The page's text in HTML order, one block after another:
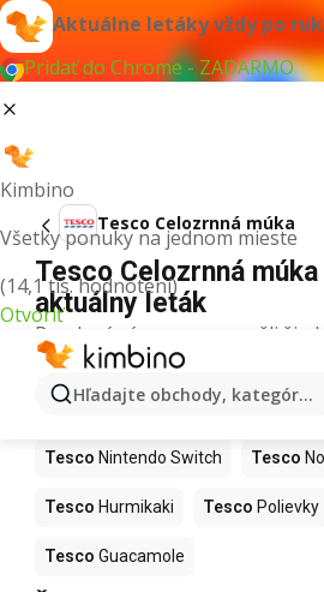
Aktuálne letáky vždy po
Pridať do Chrome - ZADARMO
Kimbino
Všetky ponuky na jednom mieste
(14,1 tis. hodnotení)
Otvoriť
Hľadajte obchody,
Tesco Celozrnná múka
Tesco Celozrnná
aktuálny leták
Pre daný výraz sme nenašli
Ďalšie produkty v
Tesco Kapor Tesco
Tesco Nintendo Switch Tesco
Tesco Hurmikaki Tesco Polievky
Tesco Guacamole